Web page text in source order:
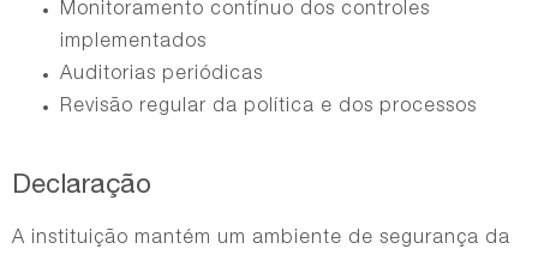
Monitoramento contínuo dos controles
implementados
Auditorias periódicas
Revisão regular da política e dos processos
Declaração
A instituição mantém um ambiente de segurança da